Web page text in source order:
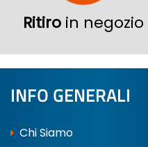
Ritiro in negozio
INFO GENERALI
Chi Siamo